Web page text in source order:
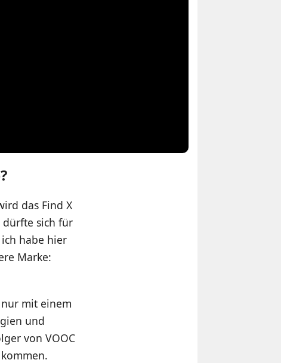
das Find X
sich für
habe hier
Marke:
nur mit einem
und
von VOOC